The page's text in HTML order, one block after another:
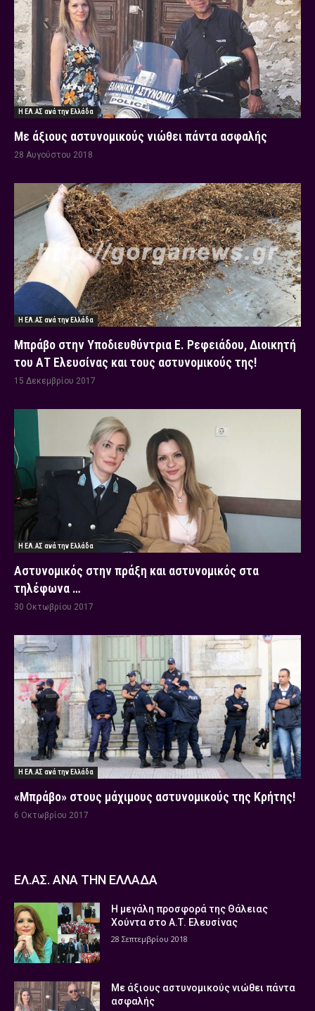
Η ΕΛ.ΑΣ ανά την Ελλάδα
Με άξιους αστυνομικούς νιώθει πάντα ασφαλής
28 Αυγούστου 2018
Η ΕΛ.ΑΣ ανά την Ελλάδα
Μπράβο στην Υποδιευθύντρια Ε. Ρεφειάδου, Διοικητή
του ΑΤ Ελευσίνας και τους αστυνομικούς της!
15 Δεκεμβρίου 2017
Η ΕΛ.ΑΣ ανά την Ελλάδα
Αστυνομικός στην πράξη και αστυνομικός στα
τηλέφωνα …
30 Οκτωβρίου 2017
Η ΕΛ.ΑΣ ανά την Ελλάδα
«Μπράβο» στους μάχιμους αστυνομικούς της Κρήτης!
6 Οκτωβρίου 2017
ΕΛ.ΑΣ. ΑΝΑ ΤΗΝ ΕΛΛΑΔΑ
Η μεγάλη προσφορά της Θάλειας
Χούντα στο Α.Τ. Ελευσίνας
28 Σεπτεμβρίου 2018
Με άξιους αστυνομικούς νιώθει πάντα
ασφαλής